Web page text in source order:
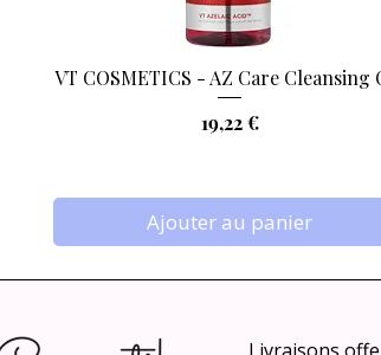
Aperçu rapide
VT COSMETICS - AZ Care Cleansing
Prix
19,22 €
Ajouter au panier